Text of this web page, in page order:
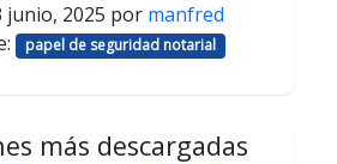
junio, 2025 por manfred
papel de seguridad notarial
más descargadas